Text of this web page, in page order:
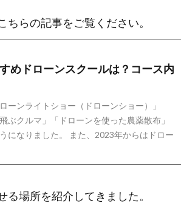
らの記事をご覧ください。
めドローンスクールは？コース内
ーンライトショー（ドローンショー）」
ぶクルマ」「ドローンを使った農薬散布」
になりました。 また、2023年からはドロー
場所を紹介してきました。